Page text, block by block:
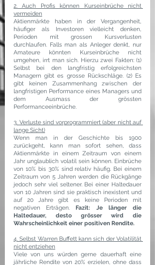
2. Auch Profis können Kurseinbrüche nicht
vermeiden
Aktienmärkte haben in der Vergangenheit,
häufiger als Investoren vielleicht denken,
Perioden mit grossen Kursverlusten
durchlaufen. Falls man als Anleger denkt, nur
Amateure könnten Kurseinbrüche nicht
umgehen, irrt man sich. Hierzu zwei Fakten: (1)
Selbst bei den langfristig erfolgreichsten
Managern gibt es grosse Rückschläge. (2) Es
gibt keinen Zusammenhang zwischen der
langfristigen Performance eines Managers und
dem Ausmass der grössten
Performanceeinbrüche.
3. Verluste sind vorprogrammiert (aber nicht auf
lange Sicht)
Wenn man in der Geschichte bis 1900
zurückgeht, kann man sofort sehen, dass
Aktienmärkte in einem Zeitraum von einem
Jahr unglaublich volatil sein können. Einbrüche
von 10% bis 30% sind relativ häufig. Bei einem
Zeitraum von 5 Jahren werden die Rückgänge
jedoch sehr viel seltener. Bei einer Haltedauer
von 10 Jahren sind sie praktisch inexistent und
auf 20 Jahre gibt es keine Perioden mit
negativen Erträgen. Fazit: Je länger die
Haltedauer, desto grösser wird die
Wahrscheinlichkeit einer positiven Rendite.
4. Selbst Warren Buffett kann sich der Volatilität
nicht entziehen
Viele von uns würden gerne dauerhaft eine
jährliche Rendite von 20% erzielen, ohne dass